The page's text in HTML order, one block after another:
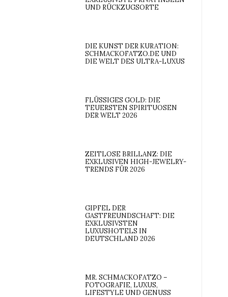
UND RÜCKZUGSORTE
DIE KUNST DER KURATION:
SCHMACKOFATZO.DE UND
DIE WELT DES ULTRA-LUXUS
FLÜSSIGES GOLD: DIE
TEUERSTEN SPIRITUOSEN
DER WELT 2026
ZEITLOSE BRILLANZ: DIE
EXKLUSIVEN HIGH-JEWELRY-
TRENDS FÜR 2026
GIPFEL DER
GASTFREUNDSCHAFT: DIE
EXKLUSIVSTEN
LUXUSHOTELS IN
DEUTSCHLAND 2026
MR. SCHMACKOFATZO –
FOTOGRAFIE, LUXUS,
LIFESTYLE UND GENUSS